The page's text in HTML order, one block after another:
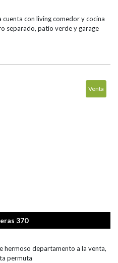
con living comedor y cocina
separado, patio verde y garage
Venta
370
hermoso departamento a la venta,
permuta